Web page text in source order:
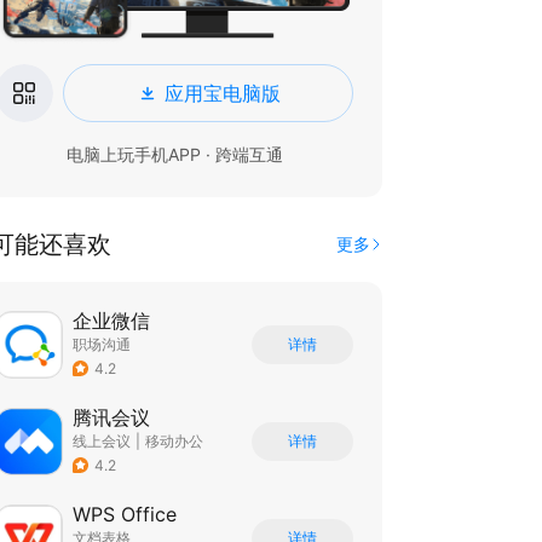
应用宝电脑版
电脑上玩手机APP · 跨端互通
能还喜欢 更多
企业微信
职场沟通
4.2
详情
腾讯会议
线上会议
移动办公
4.2
详情
WPS Office
文档表格 详情